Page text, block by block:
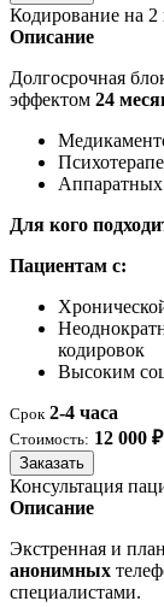
Кодирование на 2
Описание
Долгосрочная
эффектом 24
Аппаратных
Для кого
Пациентам с:
кодировок
Высоким
Срок 2-4 часа
Стоимость: 12 000 ₽
Заказать
Консультация
Описание
Экстренная и
анонимных
специалистами.